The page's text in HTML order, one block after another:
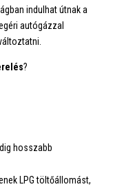
indulhat útnak a
autógázzal
?
hosszabb
LPG töltőállomást,